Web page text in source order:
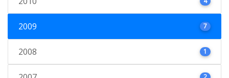
2009 7
2008 1